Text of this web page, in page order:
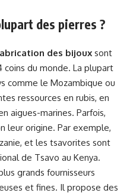
des pierres ?
des bijoux sont
du monde. La plupart
comme le Mozambique ou
ressources en rubis, en
aigues-marines. Parfois,
leur origine. Par exemple,
et les tsavorites sont
de Tsavo au Kenya.
grands fournisseurs
et fines. Il propose des